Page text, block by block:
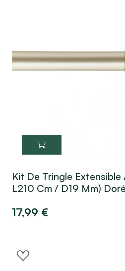
Kit De Tringle
L210 Cm / D19 Mm) Doré
17,99 €